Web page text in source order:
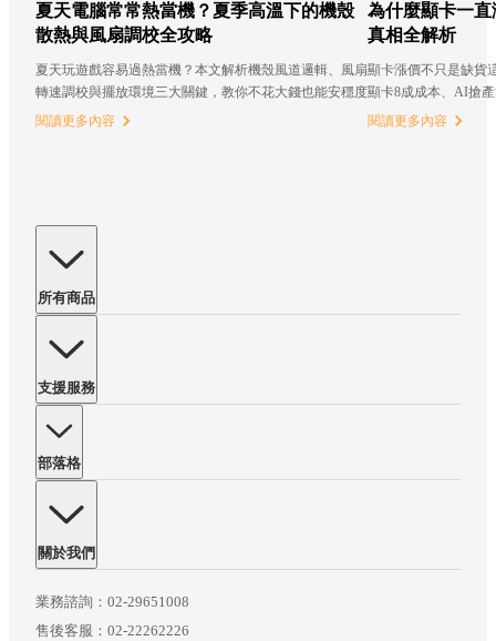
夏天電腦常常熱當機？夏季高溫下的機殼
散熱與風扇調校全攻略
夏天玩遊戲容易過熱當機？本文解析機殼風道邏輯、風扇
轉速調校與擺放環境三大關鍵，教你不花大錢也能安穩度
過整個夏天！
閱讀更多內容
為什麼顯卡一
真相全解析
顯卡漲價不只是缺貨
顯卡8成成本、AI搶
閱讀更多內容
所有商品
支援服務
部落格
關於我們
業務諮詢： 02-29651008
售後客服： 02-22262226